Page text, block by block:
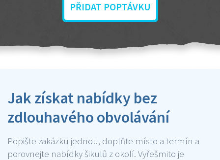
PŘIDAT POPTÁVKU
Jak získat nabídky bez
zdlouhavého obvolávání
Popište zakázku jednou, doplňte místo a termín a
porovnejte nabídky šikulů z okolí. Vyřešmito je